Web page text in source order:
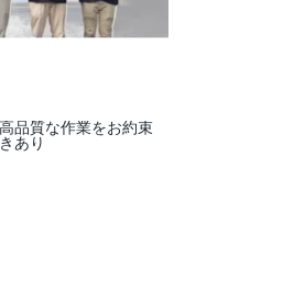
品質な作業をお約束
あり